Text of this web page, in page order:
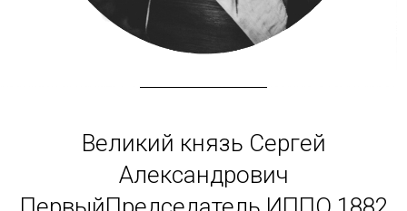
Великий князь Сергей
Александрович